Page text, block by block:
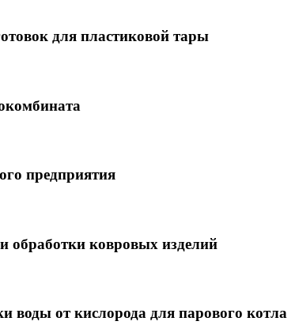
для пластиковой тары
предприятия
обработки ковровых изделий
воды от кислорода для парового котла